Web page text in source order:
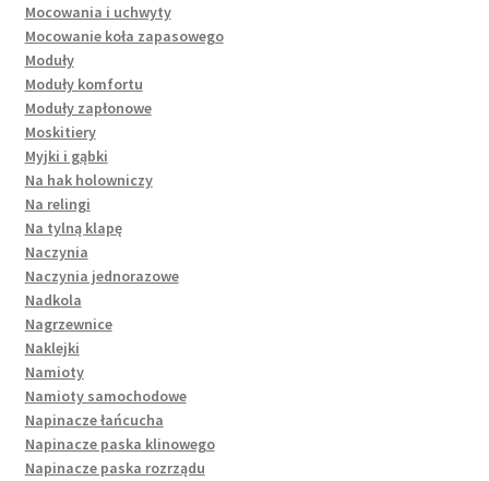
Mocowania i uchwyty
Mocowanie koła zapasowego
Moduły
Moduły komfortu
Moduły zapłonowe
Moskitiery
Myjki i gąbki
Na hak holowniczy
Na relingi
Na tylną klapę
Naczynia
Naczynia jednorazowe
Nadkola
Nagrzewnice
Naklejki
Namioty
Namioty samochodowe
Napinacze łańcucha
Napinacze paska klinowego
Napinacze paska rozrządu